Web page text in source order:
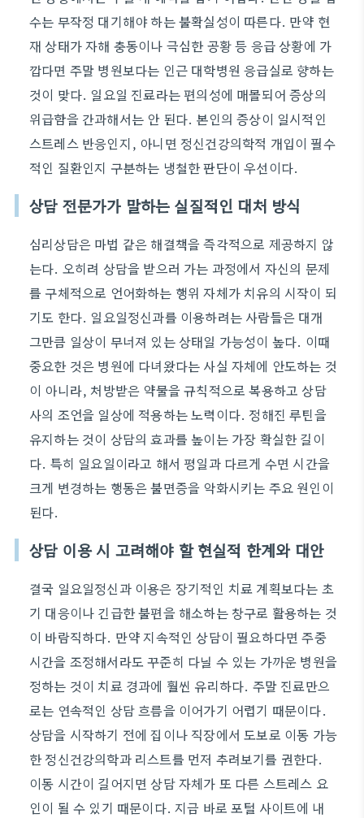
수는 무작정 대기해야 하는 불확실성이 따른다. 만약 현
재 상태가 자해 충동이나 극심한 공황 등 응급 상황에 가
깝다면 주말 병원보다는 인근 대학병원 응급실로 향하는
것이 맞다. 일요일 진료라는 편의성에 매몰되어 증상의
위급함을 간과해서는 안 된다. 본인의 증상이 일시적인
스트레스 반응인지, 아니면 정신건강의학적 개입이 필수
적인 질환인지 구분하는 냉철한 판단이 우선이다.
상담 전문가가 말하는 실질적인 대처 방식
심리상담은 마법 같은 해결책을 즉각적으로 제공하지 않
는다. 오히려 상담을 받으러 가는 과정에서 자신의 문제
를 구체적으로 언어화하는 행위 자체가 치유의 시작이 되
기도 한다. 일요일정신과를 이용하려는 사람들은 대개
그만큼 일상이 무너져 있는 상태일 가능성이 높다. 이때
중요한 것은 병원에 다녀왔다는 사실 자체에 안도하는 것
이 아니라, 처방받은 약물을 규칙적으로 복용하고 상담
사의 조언을 일상에 적용하는 노력이다. 정해진 루틴을
유지하는 것이 상담의 효과를 높이는 가장 확실한 길이
다. 특히 일요일이라고 해서 평일과 다르게 수면 시간을
크게 변경하는 행동은 불면증을 악화시키는 주요 원인이
된다.
상담 이용 시 고려해야 할 현실적 한계와 대안
결국 일요일정신과 이용은 장기적인 치료 계획보다는 초
기 대응이나 긴급한 불편을 해소하는 창구로 활용하는 것
이 바람직하다. 만약 지속적인 상담이 필요하다면 주중
시간을 조정해서라도 꾸준히 다닐 수 있는 가까운 병원을
정하는 것이 치료 경과에 훨씬 유리하다. 주말 진료만으
로는 연속적인 상담 흐름을 이어가기 어렵기 때문이다.
상담을 시작하기 전에 집이나 직장에서 도보로 이동 가능
한 정신건강의학과 리스트를 먼저 추려보기를 권한다.
이동 시간이 길어지면 상담 자체가 또 다른 스트레스 요
인이 될 수 있기 때문이다. 지금 바로 포털 사이트에 내